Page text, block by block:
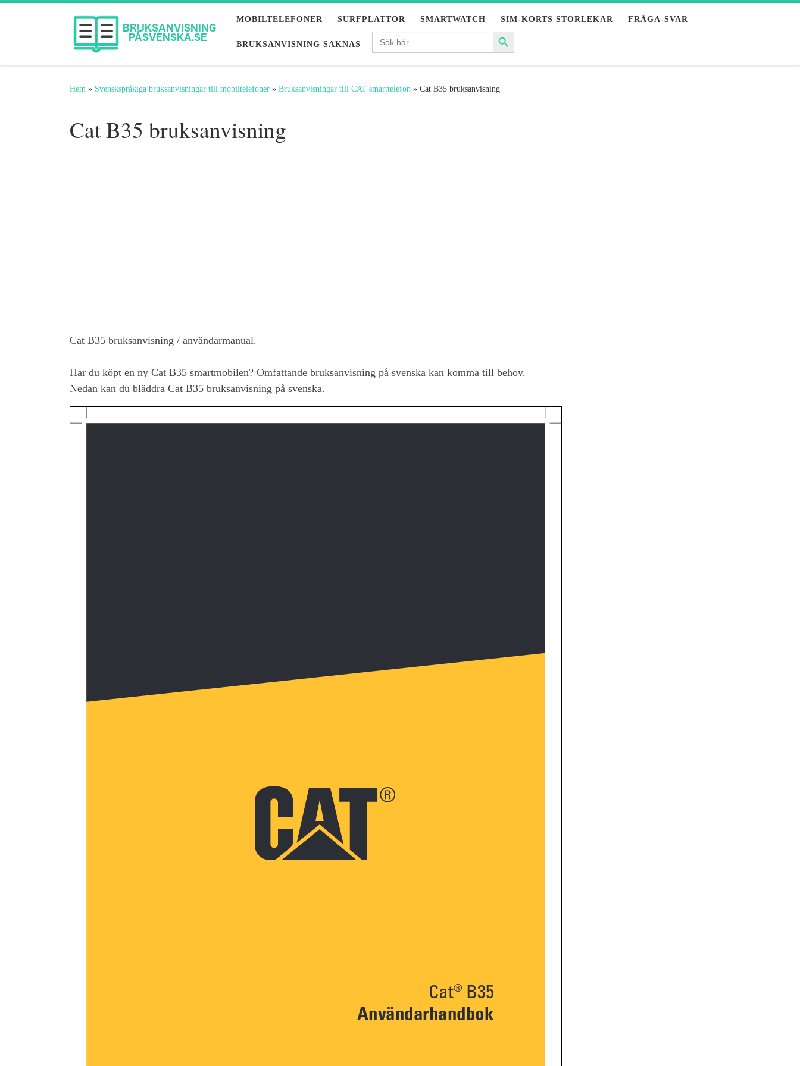
Hoppa till innehåll MOBILTELEFONER SURFPLATTOR SMARTWATCH SIM-KORTS STORLEKAR FRÅGA-SVAR
BRUKSANVISNING SAKNAS
Hem » Svenskspråkiga bruksanvisningar till mobiltelefoner » Bruksanvisningar till CAT smarttelefon » Cat B35 bruksanvisning
Cat B35 bruksanvisning
Cat B35 bruksanvisning / användarmanual.
Har du köpt en ny Cat B35 smartmobilen? Omfattande bruksanvisning på svenska kan komma till behov.
Nedan kan du bläddra Cat B35 bruksanvisning på svenska.